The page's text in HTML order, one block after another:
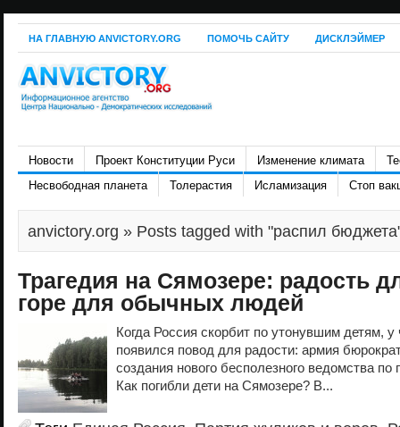
НА ГЛАВНУЮ ANVICTORY.ORG ПОМОЧЬ САЙТУ ДИСКЛЭЙМЕР
Новости Проект Конституции Руси Изменение климата
Несвободная планета
Толерастия Исламизация Стоп
anvictory.org » Posts tagged with "распил
Трагедия на Сямозере: радость
горе для обычных людей
Когда Россия скорбит по утонувшим детям, у
появился повод для радости: армия
создания нового бесполезного ведомства по
Как погибли дети на Сямозере? В...